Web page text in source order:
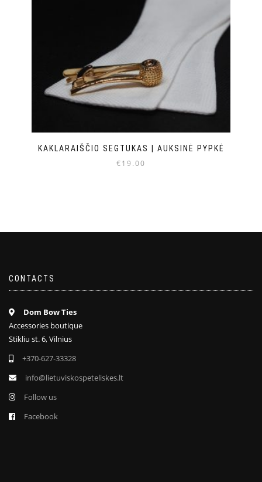
KAKLARAIŠČIO SEGTUKAS | AUKSINĖ PYPKĖ
€19.00
CONTACTS
Dom Bow Ties
Accessories boutique
Stikliu st. 6, Vilnius
+370-627-33328
info@lietuviskospeteliskes.lt
Follow us
Facebook